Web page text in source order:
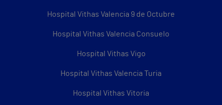
Hospital Vithas Valencia 9 de Octubre
Hospital Vithas Valencia Consuelo
Hospital Vithas Vigo
Hospital Vithas Valencia Turia
Hospital Vithas Vitoria